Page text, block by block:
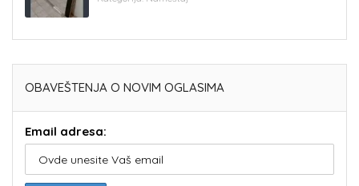
OBAVEŠTENJA O NOVIM OGLASIMA
Email adresa: